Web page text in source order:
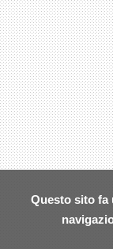
Questo sito fa